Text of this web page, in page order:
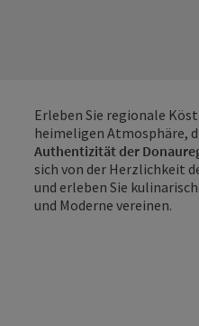
Erleben Sie regionale
heimeligen Atmosphäre,
Authentizität der
sich von der Herzlichkeit
und erleben Sie
und Moderne vereinen.